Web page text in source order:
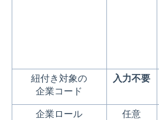
紐付き対象の
企業コード
入力不要
企業ロール 任意